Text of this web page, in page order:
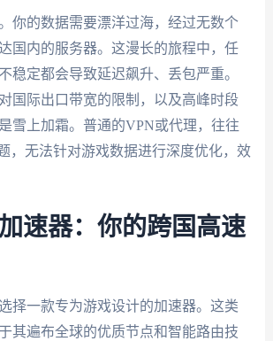
你的数据需要漂洋过海，经过无数个
国内的服务器。这漫长的旅程中，任
稳定都会导致延迟飙升、丢包严重。
国际出口带宽的限制，以及高峰时段
雪上加霜。普通的VPN或代理，往往
，无法针对游戏数据进行深度优化，效
速器：你的跨国高速
择一款专为游戏设计的加速器。这类
其遍布全球的优质节点和智能路由技